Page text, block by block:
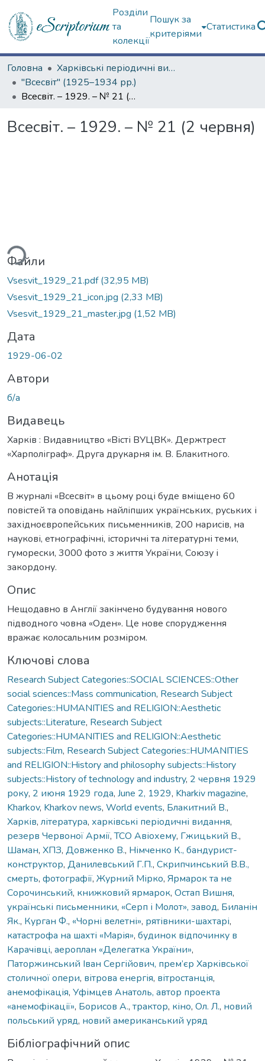
Розділи
та
колекції
Пошук за
критеріями
Статистика
Головна
Харківські періодичні видання
"Всесвіт" (1925–1934 рр.)
Всесвіт. – 1929. – № 21 (2 червня)
Всесвіт. – 1929. – № 21 (2 червня)
Файли
Vsesvit_1929_21.pdf(32,95 MB)
Vsesvit_1929_21_icon.jpg (2,33 MB)
Vsesvit_1929_21_master.jpg (1,52 MB)
Дата
1929-06-02
Автори
б/а
Видавець
Харків : Видавництво «Вісті ВУЦВК». Держтрест
«Харполіграф». Друга друкарня ім. В. Блакитного.
Анотація
В журналі «Всесвіт» в цьому році буде вміщено 60
повістей та оповідань найліпших українських, руських і
західноєвропейських письменників, 200 нарисів, на
наукові, етнографічні, історичні та літературні теми,
гуморески, 3000 фото з життя України, Союзу і
закордону.
Опис
Нещодавно в Англії закінчено будування нового
підводного човна «Оден». Це нове спорудження
вражає колосальним розміром.
Ключові слова
Research Subject Categories::SOCIAL SCIENCES::Other
social sciences::Mass communication, Research Subject
Categories::HUMANITIES and RELIGION::Aesthetic
subjects::Literature, Research Subject
Categories::HUMANITIES and RELIGION::Aesthetic
subjects::Film, Research Subject Categories::HUMANITIES
and RELIGION::History and philosophy subjects::History
subjects::History of technology and industry, 2 червня 1929
року, 2 июня 1929 года, June 2, 1929, Kharkiv magazine,
Kharkov, Kharkov news, World events, Блакитний В.,
Харків, література, харківські періодичні видання,
резерв Червоної Армії,ТСО Авіохему, Гжицький В.,
Шаман, ХПЗ, Довженко В., Німченко К., бандурист-
конструктор, Данилевський Г.П., Скрипчинський В.В.,
смерть, фотографії, Журний Мірко, Ярмарок та не
Сорочинський, книжковий ярмарок, Остап Вишня,
українські письменники, «Серп і Молот», завод, Биланін
Як., Курган Ф., «Чорні велетні», рятівники-шахтарі,
катастрофа на шахті «Марія», будинок відпочинку в
Карачівці, аероплан «Делегатка України»,
Паторжинський Іван Сергійович, прем’єр Харківської
столичної опери, вітрова енергія, вітростанція,
анемофікація, Уфімцев Анатоль, автор проекта
«анемофікації», Борисов А., трактор, кіно, Ол. Л., новий
польський уряд, новий американський уряд
Бібліографічний опис